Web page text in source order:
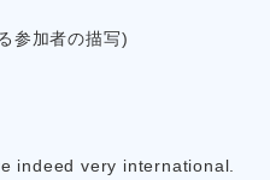
参加者の描写)
indeed very international.